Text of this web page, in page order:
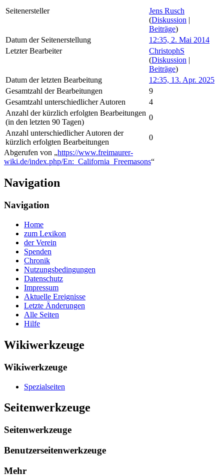
Seitenersteller
Jens Rusch
(Diskussion
Beiträge)
Datum der Seitenerstellung
12:35, 2. Mai 2014
Letzter Bearbeiter
ChristophS
(Diskussion
Beiträge)
Datum der letzten Bearbeitung
12:35, 13. Apr. 2025
Gesamtzahl der Bearbeitungen
9
Gesamtzahl unterschiedlicher Autoren
4
Anzahl der kürzlich erfolgten Bearbeitungen
(in den letzten 90 Tagen)
0
Anzahl unterschiedlicher Autoren der
kürzlich erfolgten Bearbeitungen
0
Abgerufen von „https://www.freimaurer-
wiki.de/index.php/En:_California_Freemasons“
Navigation
Navigation
Home
zum Lexikon
der Verein
Spenden
Chronik
Nutzungsbedingungen
Datenschutz
Impressum
Aktuelle Ereignisse
Letzte Änderungen
Alle Seiten
Hilfe
Wikiwerkzeuge
Wikiwerkzeuge
Spezialseiten
Seitenwerkzeuge
Seitenwerkzeuge
Benutzerseitenwerkzeuge
Mehr